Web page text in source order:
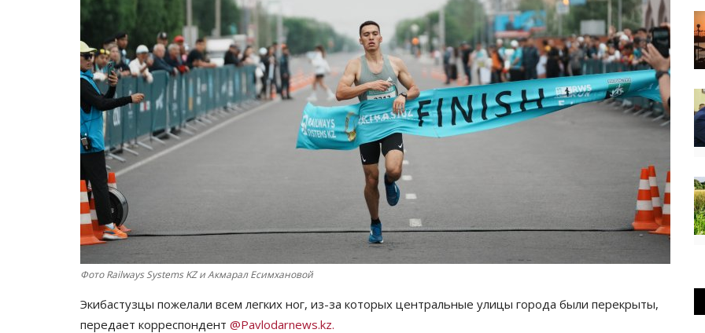
Фото Railways Systems KZ и Акмарал Есимхановой
Экибастузцы пожелали всем легких ног, из-за которых центральные улицы города были перекрыты,
передает корреспондент @Pavlodarnews.kz.